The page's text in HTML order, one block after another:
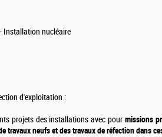
Installation nucléaire
d'exploitation :
projets des installations avec pourmissions
travaux neufs et des travaux de réfection dans